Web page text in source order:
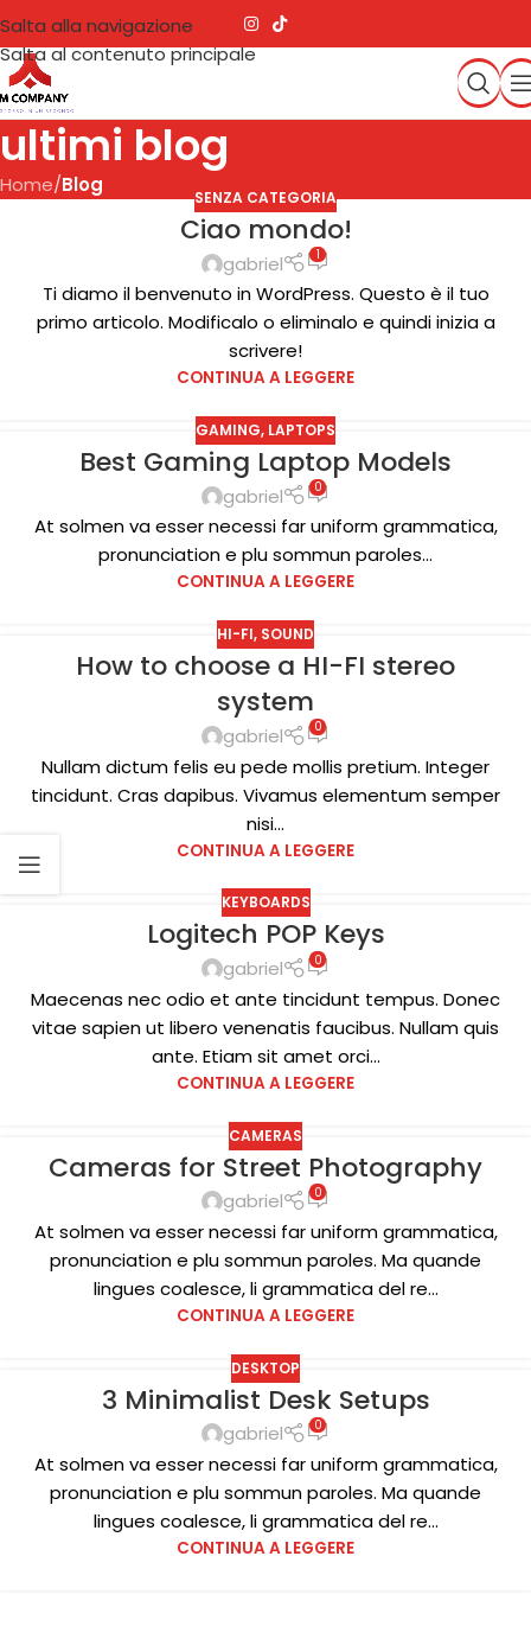
Salta alla navigazione
Salta al contenuto principale
ultimi blog
Home/Blog
SENZA CATEGORIA
Ciao mondo!
gabriel 1
Ti diamo il benvenuto in WordPress. Questo è il tuo
primo articolo. Modificalo o eliminalo e quindi inizia a
scrivere!
CONTINUA A LEGGERE
GAMING, LAPTOPS
Best Gaming Laptop Models
gabriel 0
At solmen va esser necessi far uniform grammatica,
pronunciation e plu sommun paroles...
CONTINUA A LEGGERE
HI-FI, SOUND
How to choose a HI-FI stereo
system
gabriel 0
Nullam dictum felis eu pede mollis pretium. Integer
tincidunt. Cras dapibus. Vivamus elementum semper
nisi...
CONTINUA A LEGGERE
KEYBOARDS
Logitech POP Keys
gabriel 0
Maecenas nec odio et ante tincidunt tempus. Donec
vitae sapien ut libero venenatis faucibus. Nullam quis
ante. Etiam sit amet orci...
CONTINUA A LEGGERE
CAMERAS
Cameras for Street Photography
gabriel 0
At solmen va esser necessi far uniform grammatica,
pronunciation e plu sommun paroles. Ma quande
lingues coalesce, li grammatica del re...
CONTINUA A LEGGERE
DESKTOP
3 Minimalist Desk Setups
gabriel 0
At solmen va esser necessi far uniform grammatica,
pronunciation e plu sommun paroles. Ma quande
lingues coalesce, li grammatica del re...
CONTINUA A LEGGERE